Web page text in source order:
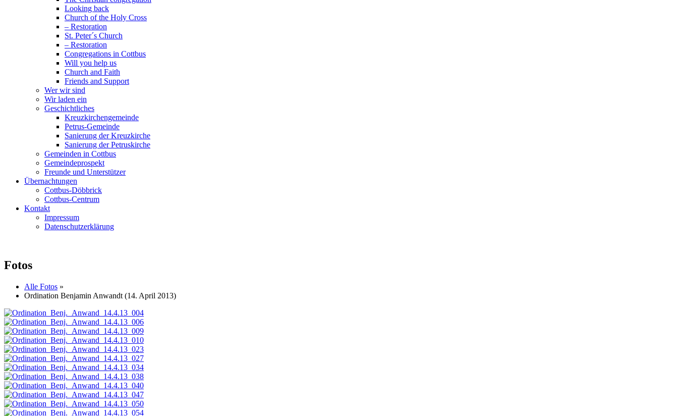
Looking back
Church of the Holy Cross
– Restoration
St. Peter´s Church
– Restoration
Congregations in Cottbus
Will you help us
Church and Faith
Friends and Support
Wer wir sind
Wir laden ein
Geschichtliches
Kreuzkirchengemeinde
Petrus-Gemeinde
Sanierung der Kreuzkirche
Sanierung der Petruskirche
Gemeinden in Cottbus
Gemeindeprospekt
Freunde und Unterstützer
Übernachtungen
Cottbus-Döbbrick
Cottbus-Centrum
Kontakt
Impressum
Datenschutzerklärung
Fotos
Alle Fotos »
Ordination Benjamin Anwandt (14. April 2013)